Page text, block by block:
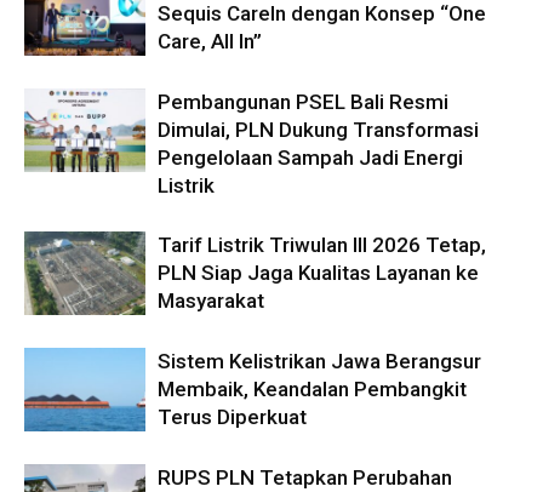
Sequis CareIn dengan Konsep “One
Care, All In”
Pembangunan PSEL Bali Resmi
Dimulai, PLN Dukung Transformasi
Pengelolaan Sampah Jadi Energi
Listrik
Tarif Listrik Triwulan III 2026 Tetap,
PLN Siap Jaga Kualitas Layanan ke
Masyarakat
Sistem Kelistrikan Jawa Berangsur
Membaik, Keandalan Pembangkit
Terus Diperkuat
RUPS PLN Tetapkan Perubahan